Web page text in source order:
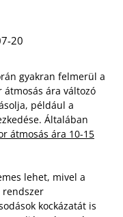
20
gyakran felmerül a
ára változó
például a
Általában
átmosás ára 10-15
lehet, mivel a
rendszer
kockázatát is